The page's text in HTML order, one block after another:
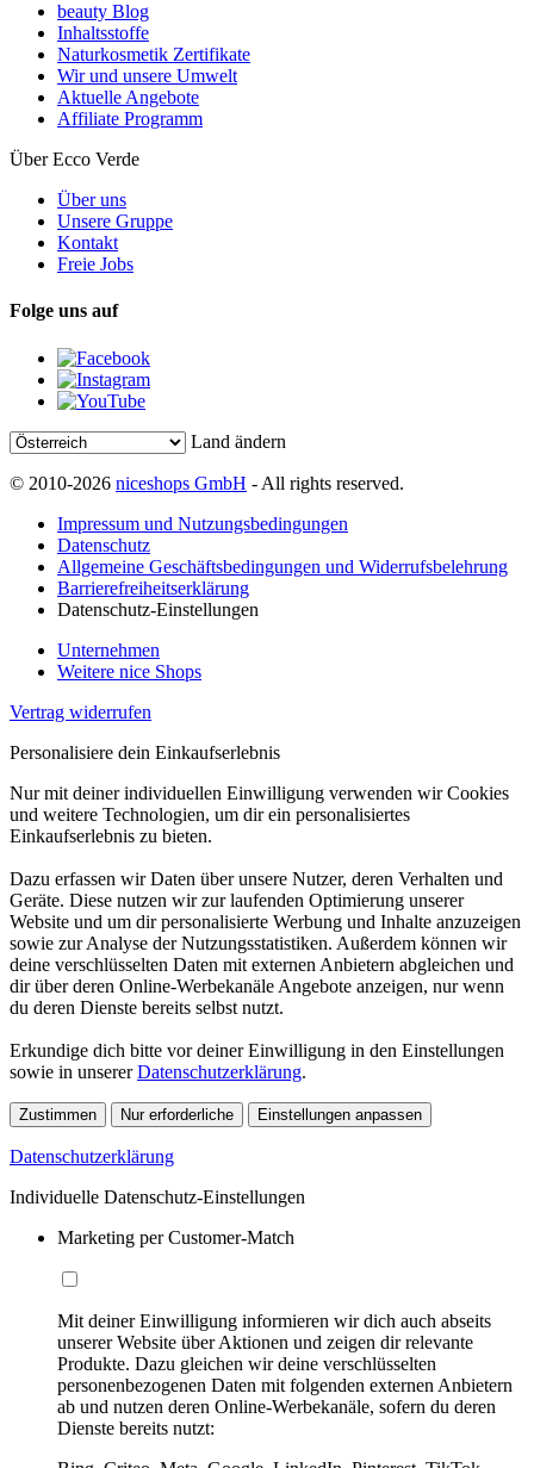
beauty Blog
Inhaltsstoffe
Naturkosmetik Zertifikate
Wir und unsere Umwelt
Aktuelle Angebote
Affiliate Programm
Über Ecco Verde
Über uns
Unsere Gruppe
Kontakt
Freie Jobs
Folge uns auf
Land ändern
© 2010-2026 niceshops GmbH - All rights reserved.
Impressum und Nutzungsbedingungen
Datenschutz
Allgemeine Geschäftsbedingungen und Widerrufsbelehrung
Barrierefreiheitserklärung
Datenschutz-Einstellungen
Unternehmen
Weitere nice Shops
Vertrag widerrufen
Personalisiere dein Einkaufserlebnis
Nur mit deiner individuellen Einwilligung verwenden wir Cookies
und weitere Technologien, um dir ein personalisiertes
Einkaufserlebnis zu bieten.
Dazu erfassen wir Daten über unsere Nutzer, deren Verhalten und
Geräte. Diese nutzen wir zur laufenden Optimierung unserer
Website und um dir personalisierte Werbung und Inhalte anzuzeigen
sowie zur Analyse der Nutzungsstatistiken. Außerdem können wir
deine verschlüsselten Daten mit externen Anbietern abgleichen und
dir über deren Online-Werbekanäle Angebote anzeigen, nur wenn
du deren Dienste bereits selbst nutzt.
Erkundige dich bitte vor deiner Einwilligung in den Einstellungen
sowie in unsererDatenschutzerklärung.
Zustimmen Nur erforderliche Einstellungen anpassen
Datenschutzerklärung
Individuelle Datenschutz-Einstellungen
Marketing per Customer-Match
Mit deiner Einwilligung informieren wir dich auch abseits
unserer Website über Aktionen und zeigen dir relevante
Produkte. Dazu gleichen wir deine verschlüsselten
personenbezogenen Daten mit folgenden externen Anbietern
ab und nutzen deren Online-Werbekanäle, sofern du deren
Dienste bereits nutzt: